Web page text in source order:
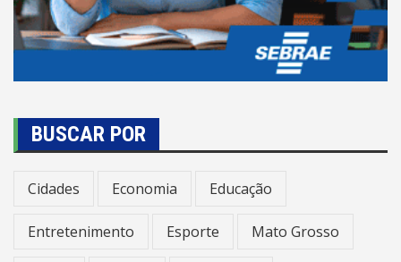
BUSCAR POR
Cidades Economia Educação
Entretenimento Esporte Mato Grosso